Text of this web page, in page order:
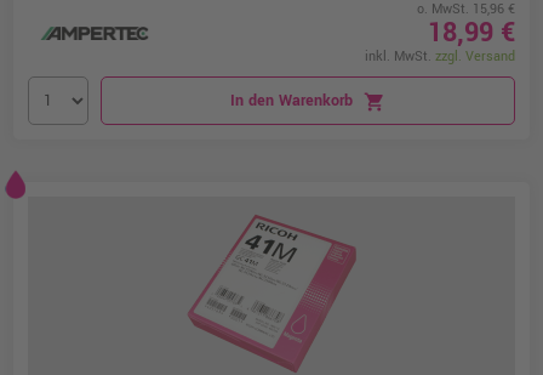
o. MwSt. 15,96 €
18,99 €
inkl. MwSt. zzgl. Versand
In den Warenkorb shopping_cart